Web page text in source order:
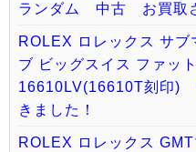
ランダム 中古 お買取
ROLEX ロレックス サブ
ブ ビッグスイス ファッ
16610LV(16610T刻印)
きました！
ROLEX ロレックス